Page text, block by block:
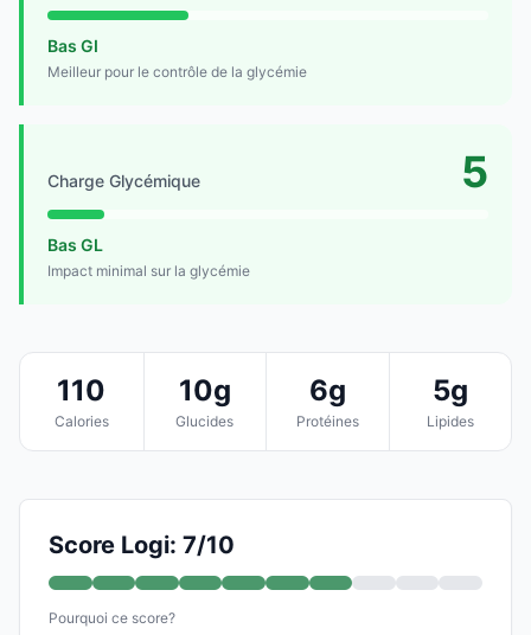
Bas GI
Meilleur pour le contrôle de la glycémie
Charge Glycémique 5
Bas GL
Impact minimal sur la glycémie
110
Calories
10g
Glucides
6g
Protéines
5g
Lipides
Score Logi: 7/10
Pourquoi ce score?